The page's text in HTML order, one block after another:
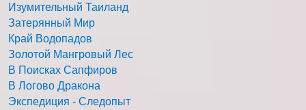
Изумительный Таиланд
Затерянный Мир
Край Водопадов
Золотой Мангровый Лес
В Поисках Сапфиров
В Логово Дракона
Экспедиция - Следопыт